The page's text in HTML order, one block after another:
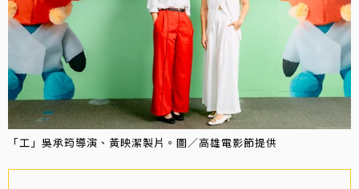
「工」吳承筠導演、黃映潔製片。圖／高雄電影節提供